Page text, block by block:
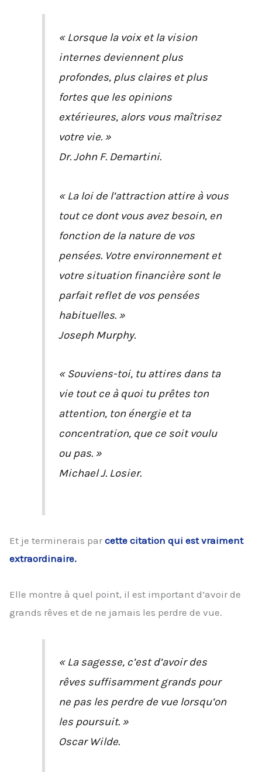
« Lorsque la voix et la vision
internes deviennent plus
profondes, plus claires et plus
fortes que les opinions
extérieures, alors vous maîtrisez
votre vie. »
Dr. John F. Demartini.
« La loi de l’attraction attire à vous
tout ce dont vous avez besoin, en
fonction de la nature de vos
pensées. Votre environnement et
votre situation financière sont le
parfait reflet de vos pensées
habituelles. »
Joseph Murphy.
« Souviens-toi, tu attires dans ta
vie tout ce à quoi tu prêtes ton
attention, ton énergie et ta
concentration, que ce soit voulu
ou pas. »
Michael J. Losier.
Et je terminerais par cette citation qui est vraiment
extraordinaire.
Elle montre à quel point, il est important d’avoir de
grands rêves et de ne jamais les perdre de vue.
« La sagesse, c’est d’avoir des
rêves suffisamment grands pour
ne pas les perdre de vue lorsqu’on
les poursuit. »
Oscar Wilde.